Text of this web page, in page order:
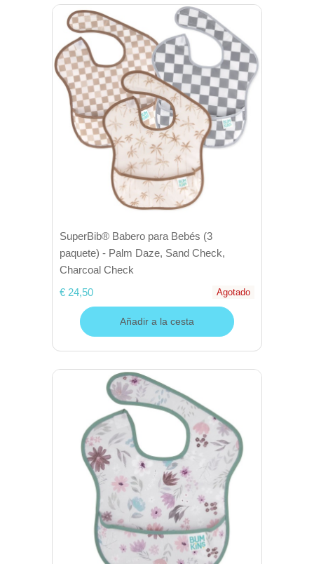
SuperBib® Babero para Bebés (3
paquete) - Palm Daze, Sand Check,
Charcoal Check
€ 24,50
Agotado
Añadir a la cesta